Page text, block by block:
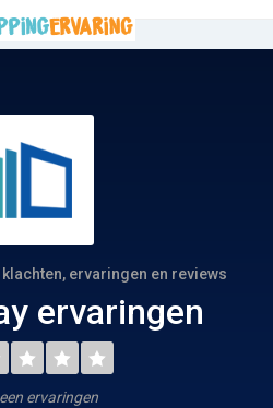
ervaringen en reviews
ervaringen
ervaringen